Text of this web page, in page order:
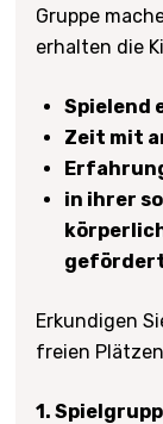
Gruppe
erhalten die
Spielend
Zeit mit
in ihrer
Erkundigen
freien
1.